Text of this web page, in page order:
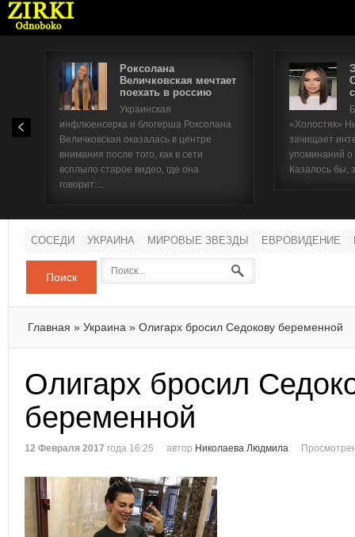
Роксолана
Величковская мечтает
поехать в россию
Украинская
инфлюенсерка и блогерша Роксолана
Величковская оказалась в центре
внимания после того, как в сети
всплыло старое видео, где она
говорит:...
«Холостяк»
зачищает
упоминаний
Казалось бы,
СОСЕДИ УКРАИНА МИРОВЫЕ ЗВЕЗДЫ ЕВРОВИДЕНИЕ
Поиск
Главная » Украина » Олигарх бросил Седокову беременной
Олигарх бросил
беременной
12 Февраля 2017 года 16:25 автор Николаева Людмила
Имя